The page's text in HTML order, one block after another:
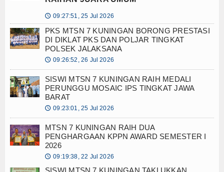
KIP DIGITAL KELAS 9
KIP DIGITAL ALUMNI
KIP DIGITAL ALUMNI 2022
KIP DIGITAL ALUMNI 2023
KIP DIGITAL ALUMNI 2024
KIP DIGITAL ALUMNI 2025
🕔 09:27:51, 25 Jul 2026
PKS MTSN 7 KUNINGAN BORONG PRESTASI
DI DIKLAT PKS DAN POLJAR TINGKAT
POLSEK JALAKSANA
🕔 09:26:52, 26 Jul 2026
SISWI MTSN 7 KUNINGAN RAIH MEDALI
PERUNGGU MOSAIC IPS TINGKAT JAWA
BARAT
🕔 09:23:01, 25 Jul 2026
MTSN 7 KUNINGAN RAIH DUA
PENGHARGAAN KPPN AWARD SEMESTER I
2026
🕔 09:19:38, 22 Jul 2026
SISWI MTSN 7 KUNINGAN TAKLUKKAN